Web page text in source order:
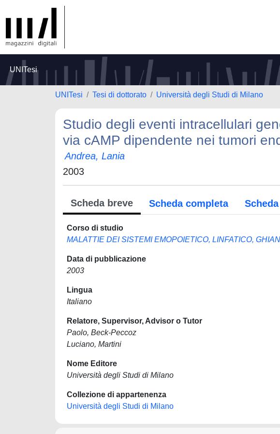
UNITesi
UNITesi Tesi di dottorato Università degli Studi di Milano
Studio degli eventi intracellulari
via cAMP dipendente nei tumori
Andrea, Lania
2003
Scheda breve Scheda completa
Corso di studio
MALATTIE DEI SISTEMI EMOPOIETICO, LINFATICO,
Data di pubblicazione
2003
Lingua
Italiano
Relatore, Supervisor, Advisor o Tutor
Paolo, Beck-Peccoz
Luciano, Martini
Nome Editore
Università degli Studi di Milano
Collezione di appartenenza
Università degli Studi di Milano